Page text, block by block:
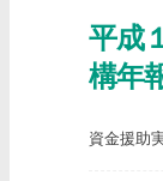
平成
構年
資金援助